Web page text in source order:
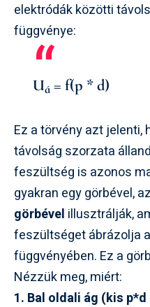
elektródák közötti
függvénye:
Uá = f(p * d)
Ez a törvény azt jelenti,
távolság szorzata
feszültség is azonos
gyakran egy görbével,
görbével illusztrálják,
feszültséget ábrázolja
függvényében. Ez a
Nézzük meg, miért:
1. Bal oldali ág (kis